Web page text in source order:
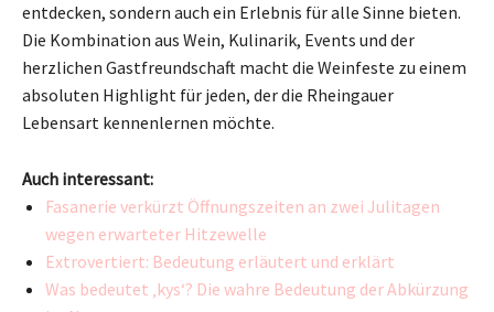
entdecken, sondern auch ein Erlebnis für alle Sinne bieten.
Die Kombination aus Wein, Kulinarik, Events und der
herzlichen Gastfreundschaft macht die Weinfeste zu einem
absoluten Highlight für jeden, der die Rheingauer
Lebensart kennenlernen möchte.
Auch interessant:
Fasanerie verkürzt Öffnungszeiten an zwei Julitagen
wegen erwarteter Hitzewelle
Extrovertiert: Bedeutung erläutert und erklärt
Was bedeutet ‚kys‘? Die wahre Bedeutung der Abkürzung